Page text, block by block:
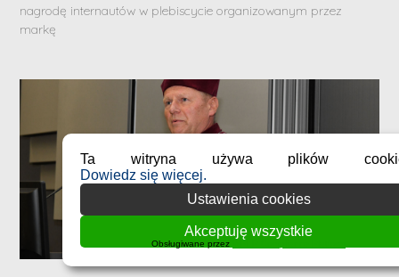
nagrodę internautów w plebiscycie organizowanym przez
markę
Ta witryna używa plików
Dowiedz się więcej.
Ustawienia cookies
Akceptuję wszystkie
Obsługiwane przez